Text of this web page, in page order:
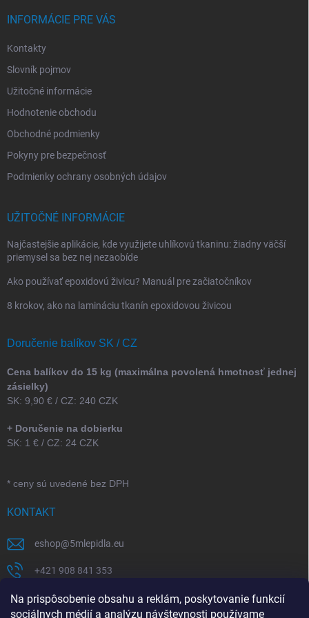
Na prispôsobenie obsahu a reklám, poskytovanie funkcií
sociálnych médií a analýzu návštevnosti používame
INFORMÁCIE PRE VÁS
Kontakty
Slovník pojmov
Užitočné informácie
Hodnotenie obchodu
Obchodné podmienky
Pokyny pre bezpečnosť
Podmienky ochrany osobných údajov
UŽITOČNÉ INFORMÁCIE
Najčastejšie aplikácie, kde využijete uhlíkovú tkaninu: žiadny väčší
priemysel sa bez nej nezaobíde
Ako používať epoxidovú živicu? Manuál pre začiatočníkov
8 krokov, ako na lamináciu tkanín epoxidovou živicou
Doručenie balíkov SK / CZ
Cena balíkov do 15 kg (maximálna povolená hmotnosť jednej
zásielky)
SK: 9,90 € / CZ: 240 CZK
+ Doručenie na dobierku
SK: 1 € / CZ: 24 CZK
* ceny sú uvedené bez DPH
KONTAKT
eshop@5mlepidla.eu
+421 908 841 353
+421 907 164 773